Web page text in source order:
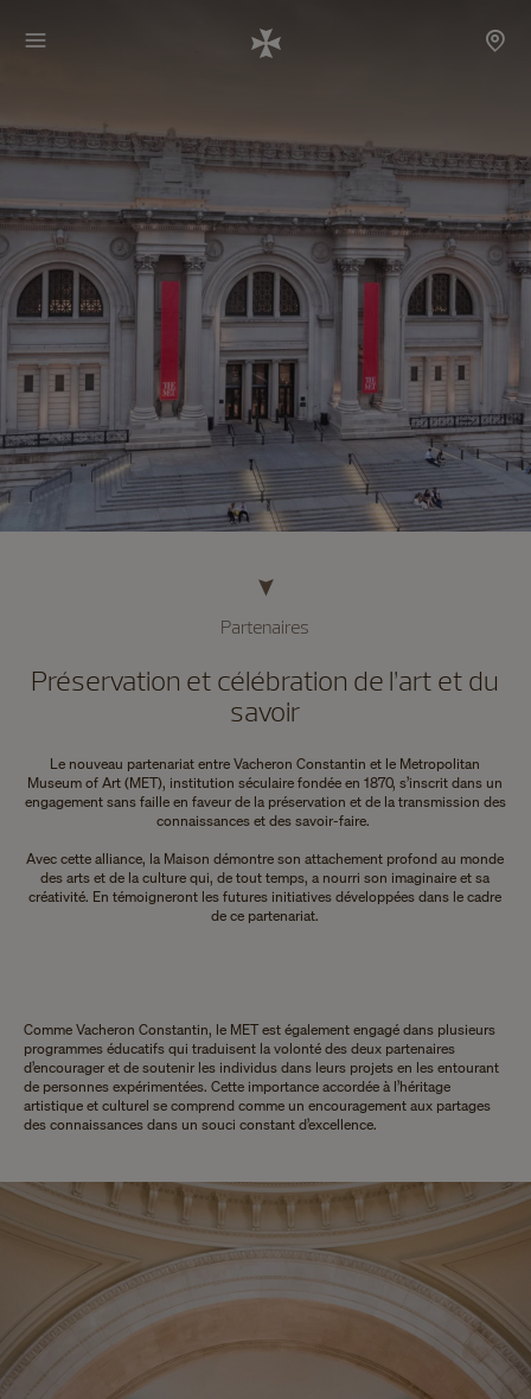
Partenaires
Préservation et célébration de l’art et du
savoir
Le nouveau partenariat entre Vacheron Constantin et le Metropolitan
Museum of Art (MET), institution séculaire fondée en 1870, s’inscrit dans un
engagement sans faille en faveur de la préservation et de la transmission des
connaissances et des savoir-faire.
Avec cette alliance, la Maison démontre son attachement profond au monde
des arts et de la culture qui, de tout temps, a nourri son imaginaire et sa
créativité. En témoigneront les futures initiatives développées dans le cadre
de ce partenariat.
Comme Vacheron Constantin, le MET est également engagé dans plusieurs
programmes éducatifs qui traduisent la volonté des deux partenaires
d’encourager et de soutenir les individus dans leurs projets en les entourant
de personnes expérimentées. Cette importance accordée à l’héritage
artistique et culturel se comprend comme un encouragement aux partages
des connaissances dans un souci constant d’excellence.